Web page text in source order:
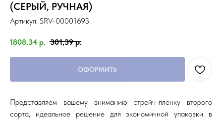
(СЕРЫЙ, РУЧНАЯ)
Артикул: SRV-00001693
1808,34 р. 301,39 р.
ОФОРМИТЬ
Представляем вашему вниманию стрейч-плёнку второго
сорта, идеальное решение для экономичной упаковки в